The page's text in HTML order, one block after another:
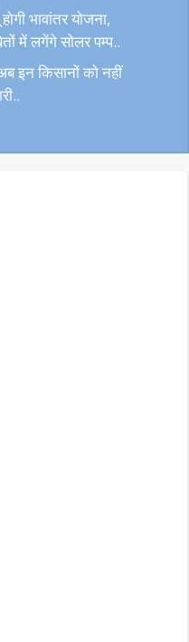
भावांतर योजना,
में लगेंगे सोलर पम्प..
इन किसानों को नहीं